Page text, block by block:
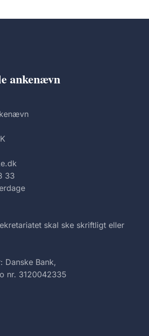
ankenævn
33
skal ske skriftligt eller
Danske Bank,
nr. 3120042335